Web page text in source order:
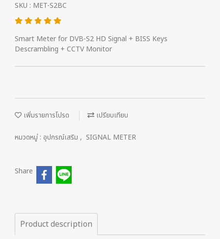
SKU : MET-S2BC
Smart Meter for DVB-S2 HD Signal + BISS Keys
Descrambling + CCTV Monitor
เพิ่มรายการโปรด เปรียบเทียบ
หมวดหมู่ : อุปกรณ์เสริม , SIGNAL METER
Share
Product description